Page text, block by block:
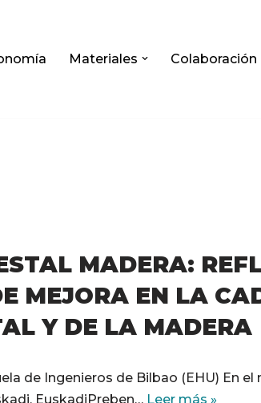
Materiales Colaboración
MADERA:
MEJORA EN LA
Y DE LA MADERA
de Ingenieros de Bilbao (EHU) En el
EuskadiPreben… Leer más »